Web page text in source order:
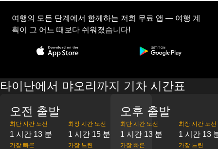
여행의 모든 단계에서 함께하는 저희 무료 앱 — 여행 계
획이 그 어느 때보다 쉬워졌습니다!
타이난에서 먀오리까지 기차 시간표
오전 출발
최단 시간 노선
1 시간 13 분
최장 시간 노선
1 시간 15 분
가장 빠른 가장 느린
오후 출발
최단 시간 노선
1 시간 13 분
최장 시간 노선
1 시간 13
가장 빠른 가장 느린